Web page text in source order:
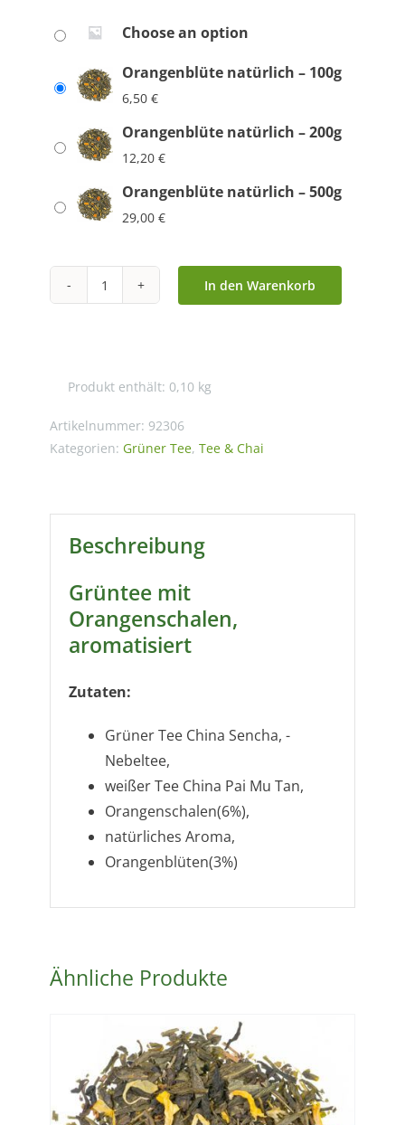
Choose an option
Orangenblüte natürlich – 100g
6,50 €
Orangenblüte natürlich – 200g
12,20 €
Orangenblüte natürlich – 500g
29,00 €
Orangenblüte
In den Warenkorb
Produkt enthält: 0,10 kg
Artikelnummer: 92306
Kategorien: Grüner Tee, Tee & Chai
Beschreibung
Grüntee mit
Orangenschalen,
aromatisiert
Zutaten:
Grüner Tee China Sencha, -
Nebeltee,
weißer Tee China Pai Mu Tan,
Orangenschalen(6%),
natürliches Aroma,
Orangenblüten(3%)
Ähnliche Produkte